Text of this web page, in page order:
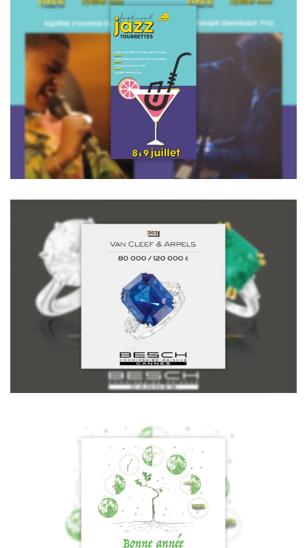
Voir la vidéo
Voir la vidéo
Voir la vidéo